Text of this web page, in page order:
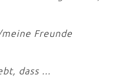
Freunde
dass ...